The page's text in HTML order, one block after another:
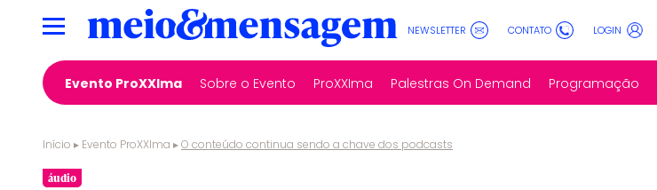
NEWSLETTER CONTATO LOGIN
Evento ProXXIma Sobre o Evento ProXXIma Palestras On Demand Programação
Início ▸ Evento ProXXIma ▸O conteúdo continua sendo a chave dos podcasts
áudio